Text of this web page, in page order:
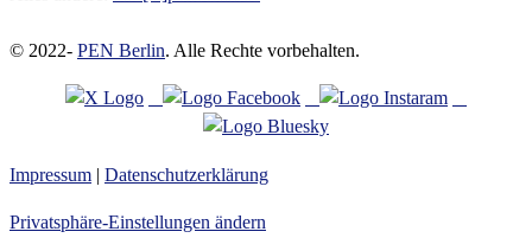
© 2022- PEN Berlin. Alle Rechte vorbehalten.
Impressum | Datenschutzerklärung
Privatsphäre-Einstellungen ändern